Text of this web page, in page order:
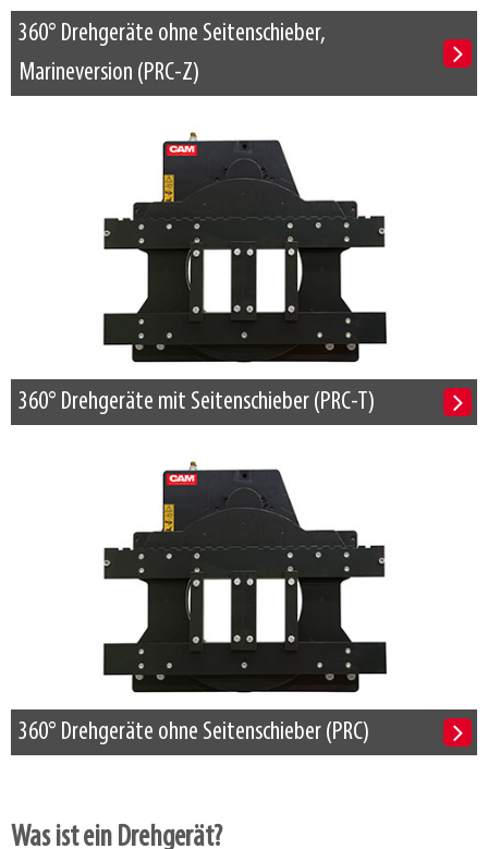
360° Drehgeräte ohne Seitenschieber,
Marineversion (PRC-Z)
360° Drehgeräte mit Seitenschieber (PRC-T)
360° Drehgeräte ohne Seitenschieber (PRC)
Was ist ein Drehgerät?